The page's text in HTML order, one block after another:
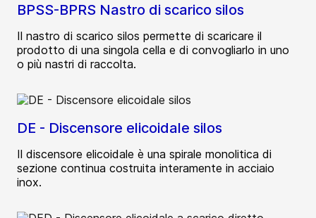
BPSS-BPRS Nastro di scarico silos
Il nastro di scarico silos permette di scaricare il
prodotto di una singola cella e di convogliarlo in uno
o più nastri di raccolta.
DE - Discensore elicoidale silos
Il discensore elicoidale è una spirale monolitica di
sezione continua costruita interamente in acciaio
inox.